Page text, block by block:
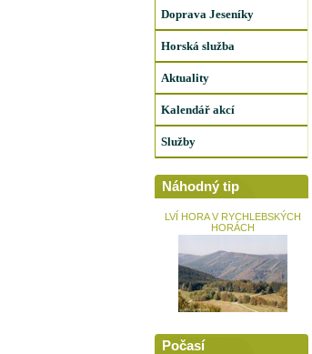
Doprava Jeseníky
Horská služba
Aktuality
Kalendář akcí
Služby
Náhodný tip
LVÍ HORA V RYCHLEBSKÝCH
HORÁCH
Počasí